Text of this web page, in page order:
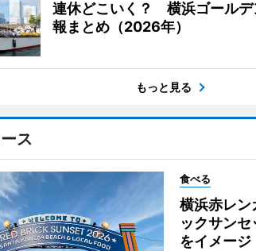
連休どこいく？ 横浜ゴールデ
報まとめ（2026年）
もっと見る
ス
食べる
横浜赤レン
ックサン
をイメージ